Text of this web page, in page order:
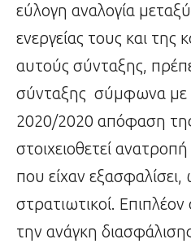
εύλογη αναλογία
ενεργείας τους και της
αυτούς σύνταξης,
σύνταξης σύμφωνα με
2020/2020 απόφαση
στοιχειοθετεί
που είχαν εξασφαλίσει,
στρατιωτικοί.
την ανάγκη